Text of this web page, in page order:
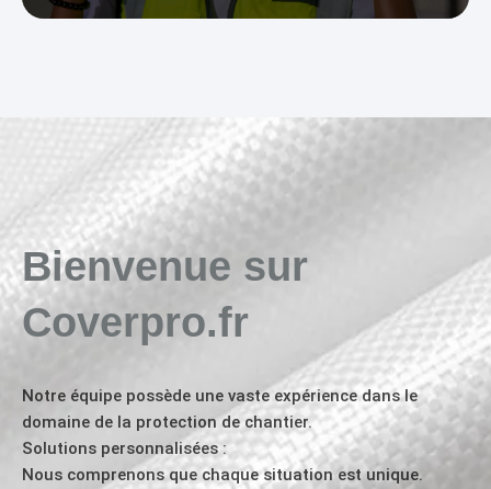
Bienvenue sur
Coverpro.fr
Notre équipe possède une vaste expérience dans le
domaine de la protection de chantier.
Solutions personnalisées :
Nous comprenons que chaque situation est unique.